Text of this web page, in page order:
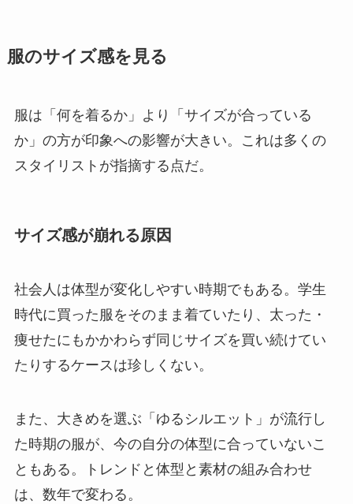
服のサイズ感を見る
服は「何を着るか」より「サイズが合っている
か」の方が印象への影響が大きい。これは多くの
スタイリストが指摘する点だ。
サイズ感が崩れる原因
社会人は体型が変化しやすい時期でもある。学生
時代に買った服をそのまま着ていたり、太った・
痩せたにもかかわらず同じサイズを買い続けてい
たりするケースは珍しくない。
また、大きめを選ぶ「ゆるシルエット」が流行し
た時期の服が、今の自分の体型に合っていないこ
ともある。トレンドと体型と素材の組み合わせ
は、数年で変わる。